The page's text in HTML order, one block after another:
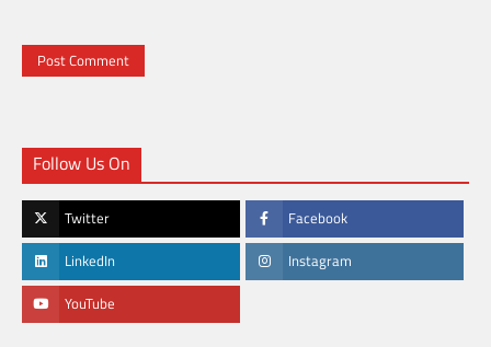
Follow Us On
Twitter Facebook
LinkedIn Instagram
YouTube